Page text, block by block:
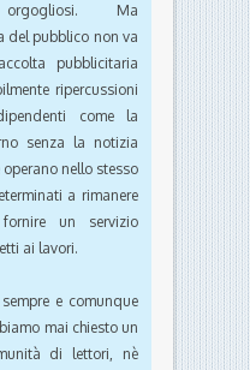
Ma
del pubblico non va
pubblicitaria
ripercussioni
come la
senza la notizia
nello stesso
a rimanere
un servizio
ai lavori.
e comunque
mai chiesto un
di lettori, nè